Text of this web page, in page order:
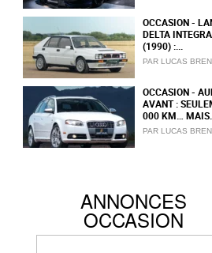
OCCASION -
DELTA
(1990) :...
PAR LUCAS
OCCASION -
AVANT :
000 KM… MAIS...
PAR LUCAS
ANNONCES
OCCASION